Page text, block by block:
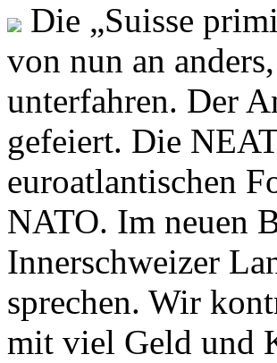
Die „Suisse
von nun an
unterfahren. Der
gefeiert. Die
euroatlantischen
NATO. Im neuen
Innerschweizer
sprechen. Wir
mit viel Geld und